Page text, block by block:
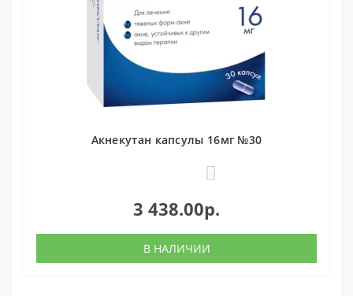
Акнекутан капсулы 16мг №30
3 438.00р.
В НАЛИЧИИ